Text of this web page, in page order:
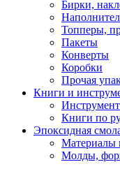
Бирки,
Топперы,
Пакеты
Конверты
Коробки
Прочая
Книги и
Книги по
Эпоксидная
Материалы
Молды,